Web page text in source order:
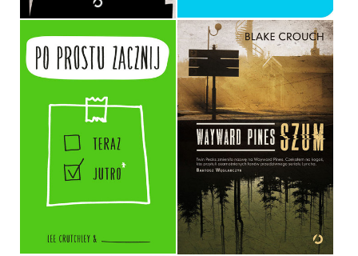
PO PROSTU ZACZNIJ
LEE CRUTCHLEY
OPRAWA MIĘKKA
WAYWARD PINES. SZUM
BLAKE CROUCH
OPRAWA MIĘKKA
34,90 ZŁ